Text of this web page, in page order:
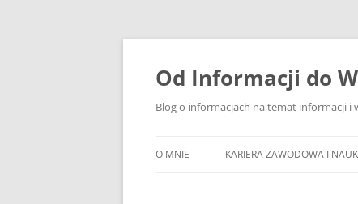
Przejdź
treści
Od Informacji do
Blog o informacjach na temat informacji i
O MNIE KARIERA ZAWODOWA I